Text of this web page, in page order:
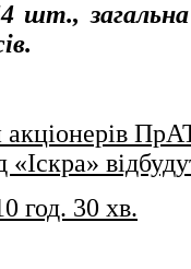
шт., загальна
акціонерів
год. 30 хв.